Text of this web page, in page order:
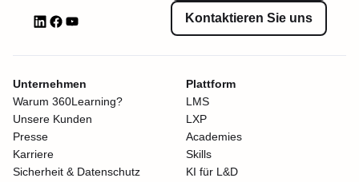
Kontaktieren Sie uns
Unternehmen
Warum 360Learning?
Unsere Kunden
Presse
Karriere
Sicherheit & Datenschutz
Plattform
LMS
LXP
Academies
Skills
KI für L&D